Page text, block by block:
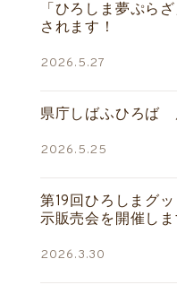
「ひろしま夢ぷら
されます！
2026.5.27
県庁しばふひろば
2026.5.25
第19回ひろしまグ
示販売会を開催しま
2026.3.30